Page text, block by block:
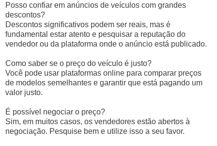
Posso confiar em anúncios de veículos com grandes
descontos?
Descontos significativos podem ser reais, mas é
fundamental estar atento e pesquisar a reputação do
vendedor ou da plataforma onde o anúncio está publicado.
Como saber se o preço do veículo é justo?
Você pode usar plataformas online para comparar preços
de modelos semelhantes e garantir que está pagando um
valor justo.
É possível negociar o preço?
Sim, em muitos casos, os vendedores estão abertos à
negociação. Pesquise bem e utilize isso a seu favor.